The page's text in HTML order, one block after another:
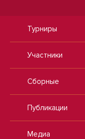
Турниры
Участники
Сборные
Публикации
Медиа